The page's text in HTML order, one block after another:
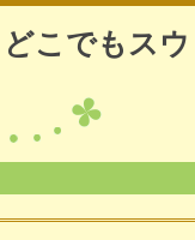
どこでもス